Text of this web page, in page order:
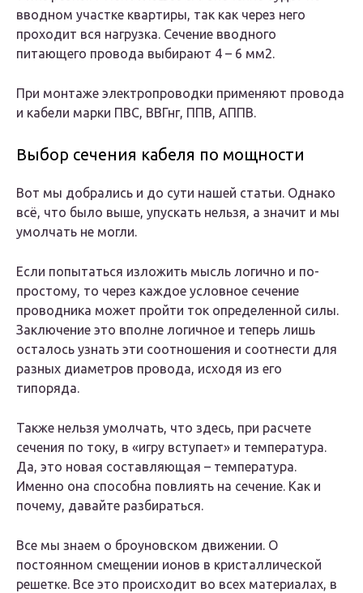
вводном участке квартиры, так как через него
проходит вся нагрузка. Сечение вводного
питающего провода выбирают 4 – 6 мм2.
При монтаже электропроводки применяют провода
и кабели марки ПВС, ВВГнг, ППВ, АППВ.
Выбор сечения кабеля по мощности
Вот мы добрались и до сути нашей статьи. Однако
всё, что было выше, упускать нельзя, а значит и мы
умолчать не могли.
Если попытаться изложить мысль логично и по-
простому, то через каждое условное сечение
проводника может пройти ток определенной силы.
Заключение это вполне логичное и теперь лишь
осталось узнать эти соотношения и соотнести для
разных диаметров провода, исходя из его
типоряда.
Также нельзя умолчать, что здесь, при расчете
сечения по току, в «игру вступает» и температура.
Да, это новая составляющая – температура.
Именно она способна повлиять на сечение. Как и
почему, давайте разбираться.
Все мы знаем о броуновском движении. О
постоянном смещении ионов в кристаллической
решетке. Все это происходит во всех материалах, в